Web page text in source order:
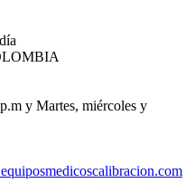
y Martes, miércoles y